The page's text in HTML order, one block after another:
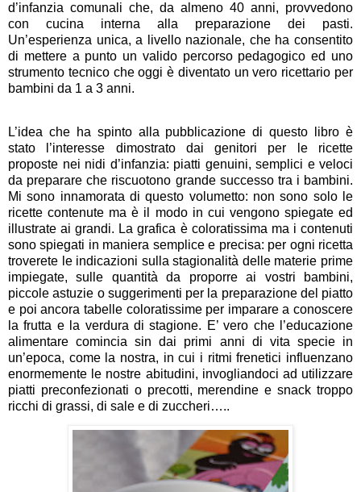
d’infanzia comunali che, da almeno 40 anni, provvedono
con cucina interna alla preparazione dei pasti.
Un’esperienza unica, a livello nazionale, che ha consentito
di mettere a punto un valido percorso pedagogico ed uno
strumento tecnico che oggi è diventato un vero ricettario per
bambini da 1 a 3 anni.
L’idea che ha spinto alla pubblicazione di questo libro è
stato l’interesse dimostrato dai genitori per le ricette
proposte nei nidi d’infanzia: piatti genuini, semplici e veloci
da preparare che riscuotono grande successo tra i bambini.
Mi sono innamorata di questo volumetto: non sono solo le
ricette contenute ma è il modo in cui vengono spiegate ed
illustrate ai grandi. La grafica è coloratissima ma i contenuti
sono spiegati in maniera semplice e precisa: per ogni ricetta
troverete le indicazioni sulla stagionalità delle materie prime
impiegate, sulle quantità da proporre ai vostri bambini,
piccole astuzie o suggerimenti per la preparazione del piatto
e poi ancora tabelle coloratissime per imparare a conoscere
la frutta e la verdura di stagione. E’ vero che l’educazione
alimentare comincia sin dai primi anni di vita specie in
un’epoca, come la nostra, in cui i ritmi frenetici influenzano
enormemente le nostre abitudini, invogliandoci ad utilizzare
piatti preconfezionati o precotti, merendine e snack troppo
ricchi di grassi, di sale e di zuccheri…..